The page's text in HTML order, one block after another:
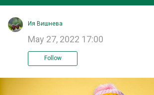
Ия Вишнева
May 27, 2022 17:00
Follow